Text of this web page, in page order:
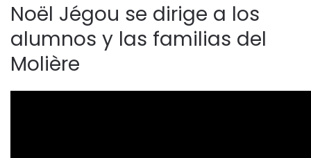
Noël Jégou se dirige a los
alumnos y las familias del
Molière